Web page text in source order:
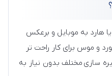
هارد به موبایل و برعکس
و موس برای کار راحت تر
سازی مختلف بدون نیاز به